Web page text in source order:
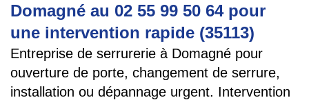
Domagné au 02 55 99 50 64 pour
une intervention rapide (35113)
Entreprise de serrurerie à Domagné pour
ouverture de porte, changement de serrure,
installation ou dépannage urgent. Intervention